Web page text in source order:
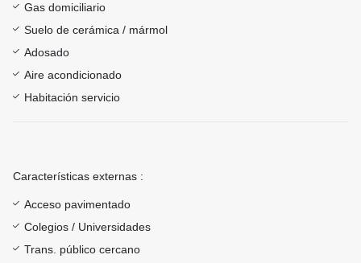
Gas domiciliario
Suelo de cerámica / mármol
Adosado
Aire acondicionado
Habitación servicio
Características externas :
Acceso pavimentado
Colegios / Universidades
Trans. público cercano